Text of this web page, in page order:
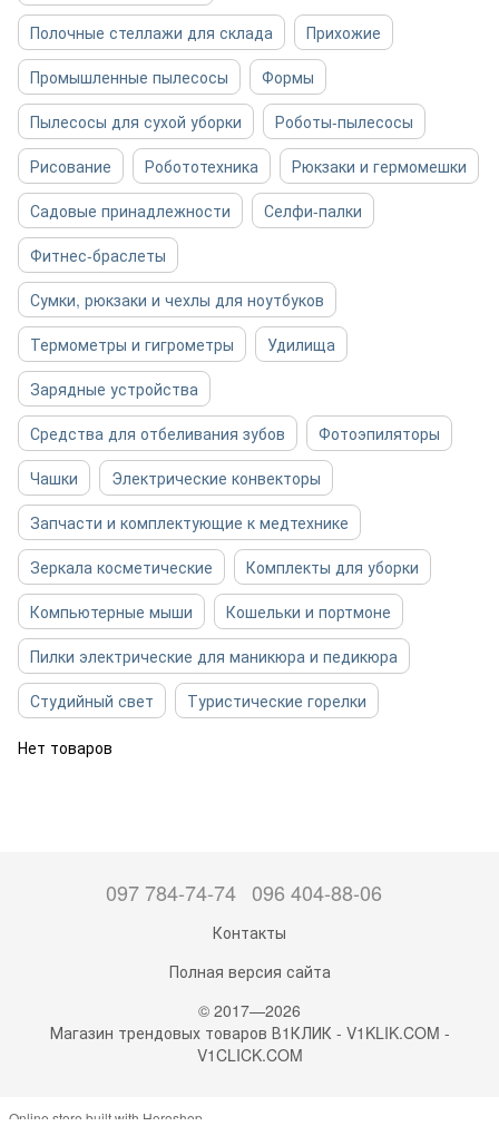
Полочные стеллажи для склада
Прихожие
Промышленные пылесосы
Формы
Пылесосы для сухой уборки
Роботы-пылесосы
Рисование
Робототехника
Рюкзаки и гермомешки
Садовые принадлежности
Селфи-палки
Фитнес-браслеты
Сумки, рюкзаки и чехлы для ноутбуков
Термометры и гигрометры
Удилища
Зарядные устройства
Средства для отбеливания зубов
Фотоэпиляторы
Чашки
Электрические конвекторы
Запчасти и комплектующие к медтехнике
Зеркала косметические
Комплекты для уборки
Компьютерные мыши
Кошельки и портмоне
Пилки электрические для маникюра и педикюра
Студийный свет
Туристические горелки
Нет товаров
097 784-74-74 096 404-88-06
Контакты
Полная версия сайта
© 2017—2026
Магазин трендовых товаров В1КЛИК - V1KLIK.COM -
V1CLICK.COM
Online store built with Horoshop